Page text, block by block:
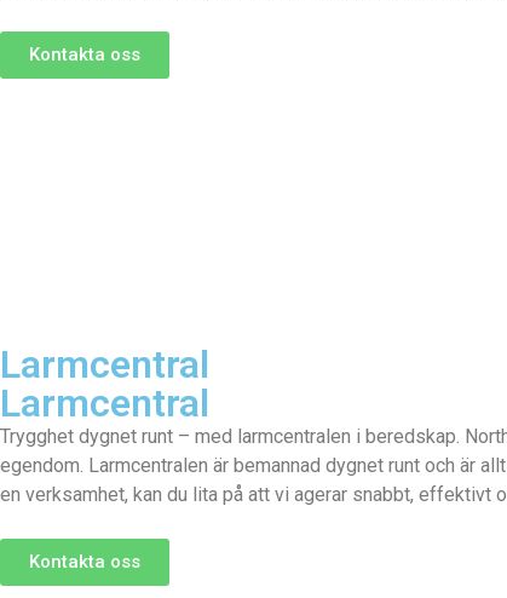
Kontakta oss
Larmcentral
Larmcentral
Trygghet dygnet runt – med larmcentralen i beredskap.
egendom. Larmcentralen är bemannad dygnet runt och är
en verksamhet, kan du lita på att vi agerar snabbt, effektivt
Kontakta oss